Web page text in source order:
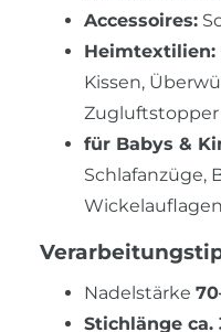
Accessoires:
Heimtextilien:
Kissen,
Zugluftstopper
für Babys &
Schlafanzüge,
Wickelauflagen
Nadelstärke
Stichlänge ca.